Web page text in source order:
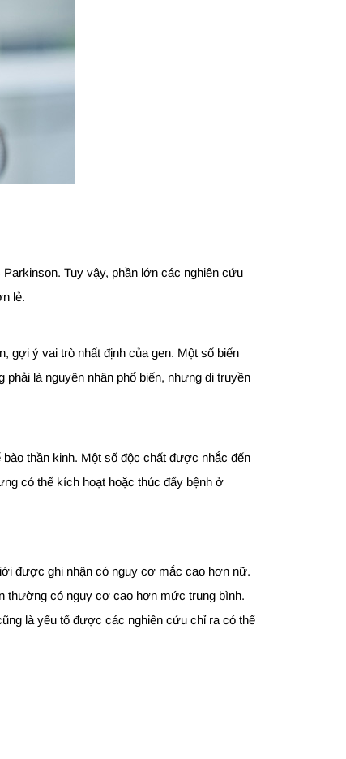
Tuy vậy, phần lớn các nghiên cứu
lẻ.
gợi ý vai trò nhất định của gen. Một số biến
là nguyên nhân phổ biến, nhưng di truyền
thần kinh. Một số độc chất được nhắc đến
có thể kích hoạt hoặc thúc đẩy bệnh ở
được ghi nhận có nguy cơ mắc cao hơn nữ.
thường có nguy cơ cao hơn mức trung bình.
là yếu tố được các nghiên cứu chỉ ra có thể